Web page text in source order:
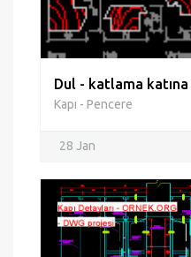
Dul - katlama
Kapı - Pencere
28 Jan